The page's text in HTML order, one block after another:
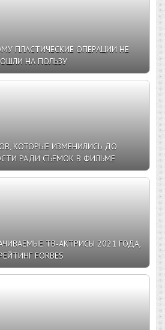
ПЛАСТИЧЕСКИЕ ОПЕРАЦИИ НЕ
НА ПОЛЬЗУ
КОТОРЫЕ ИЗМЕНИЛИСЬ ДО
РАДИ СЪЕМОК В ФИЛЬМЕ
ТВ-АКТРИСЫ 2021 ГОДА,
FORBES